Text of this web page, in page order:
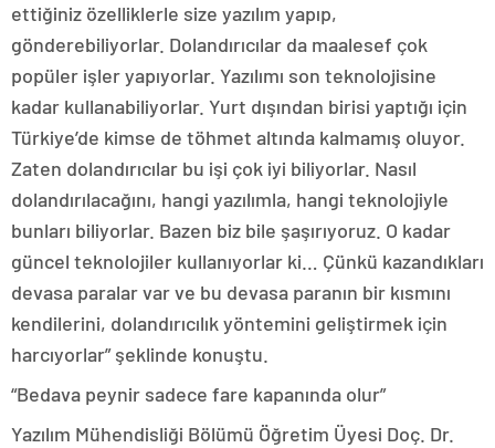
ettiğiniz özelliklerle size yazılım yapıp,
gönderebiliyorlar. Dolandırıcılar da maalesef çok
popüler işler yapıyorlar. Yazılımı son teknolojisine
kadar kullanabiliyorlar. Yurt dışından birisi yaptığı için
Türkiye’de kimse de töhmet altında kalmamış oluyor.
Zaten dolandırıcılar bu işi çok iyi biliyorlar. Nasıl
dolandırılacağını, hangi yazılımla, hangi teknolojiyle
bunları biliyorlar. Bazen biz bile şaşırıyoruz. O kadar
güncel teknolojiler kullanıyorlar ki… Çünkü kazandıkları
devasa paralar var ve bu devasa paranın bir kısmını
kendilerini, dolandırıcılık yöntemini geliştirmek için
harcıyorlar” şeklinde konuştu.
“Bedava peynir sadece fare kapanında olur”
Yazılım Mühendisliği Bölümü Öğretim Üyesi Doç. Dr.